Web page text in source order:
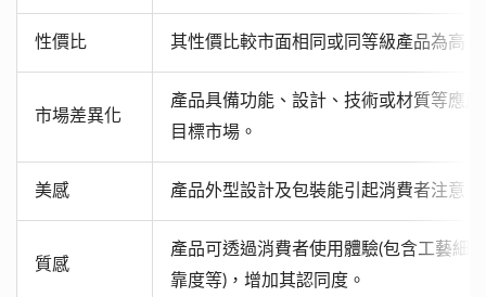
性價比 其性價比較市面相同或同等級產品為高。
市場差異化
產品具備功能、設計、技術或材質等應
目標市場。
美感 產品外型設計及包裝能引起消費者注意
質感
產品可透過消費者使用體驗(包含工藝細
靠度等)，增加其認同度。